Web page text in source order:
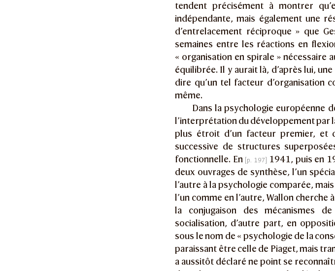
tendent précisément à montrer
indépendante, mais également une
d’entrelacement réciproque » que
semaines entre les réactions en
« organisation en spirale » nécessaire
équilibrée. Il y aurait là, d’après lui,
dire qu’un tel facteur d’organisation
même.
Dans la psychologie européenne
l’interprétation du développement par
plus étroit d’un facteur premier, et
successive de structures
fonctionnelle. En
1941, puis en
deux ouvrages de synthèse, l’un
l’autre à la psychologie comparée,
l’un comme en l’autre, Wallon
la conjugaison des mécanismes
socialisation, d’autre part, en
sous le nom de « psychologie de la
paraissant être celle de Piaget, mais
a aussitôt déclaré ne point se